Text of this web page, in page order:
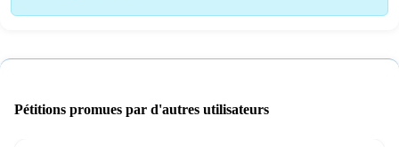
Pétitions promues par d'autres utilisateurs